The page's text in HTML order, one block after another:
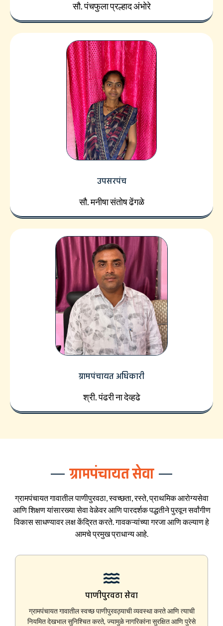
सौ. पंचफुला प्रल्हाद अंभोरे
उपसरपंच
सौ. मनीषा संतोष ढेंगळे
ग्रामपंचायत अधिकारी
श्री. पंढरी ना देव्हढे
ग्रामपंचायत सेवा
ग्रामपंचायत गावातील पाणीपुरवठा, स्वच्छता, रस्ते, प्राथमिक आरोग्यसेवा
आणि शिक्षण यांसारख्या सेवा वेळेवर आणि पारदर्शक पद्धतीने पुरवून सर्वांगीण
विकास साधण्यावर लक्ष केंद्रित करते. गावकऱ्यांच्या गरजा आणि कल्याण हे
आमचे प्रमुख प्राधान्य आहे.
पाणीपुरवठा सेवा
ग्रामपंचायत गावातील स्वच्छ पाणीपुरवठ्याची व्यवस्था करते आणि त्याची
नियमित देखभाल सुनिश्चित करते, ज्यामुळे नागरिकांना सुरक्षित आणि पुरेसे